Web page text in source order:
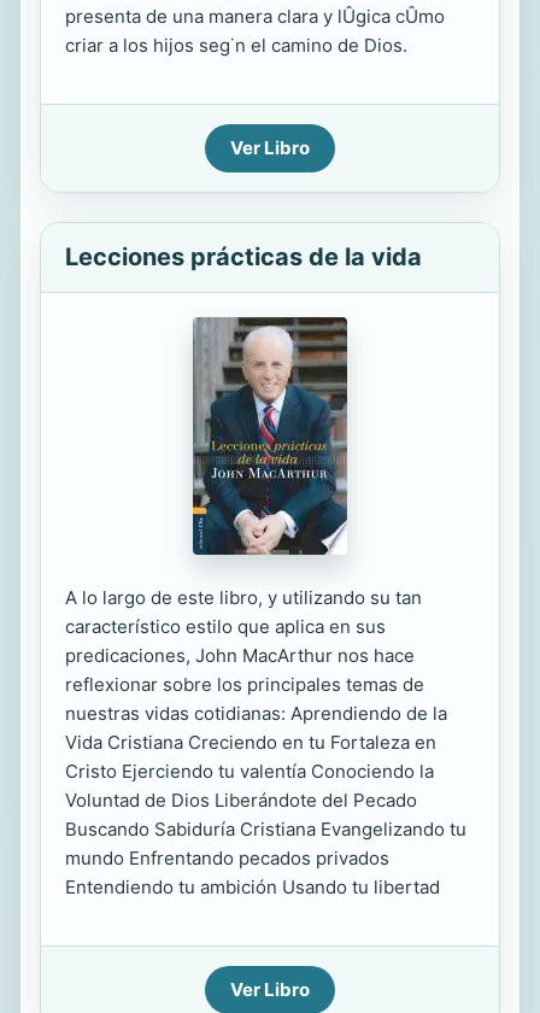
presenta de una manera clara y lÛgica cÛmo
criar a los hijos seg˙n el camino de Dios.
Ver Libro
Lecciones prácticas de la vida
A lo largo de este libro, y utilizando su tan
característico estilo que aplica en sus
predicaciones, John MacArthur nos hace
reflexionar sobre los principales temas de
nuestras vidas cotidianas: Aprendiendo de la
Vida Cristiana Creciendo en tu Fortaleza en
Cristo Ejerciendo tu valentía Conociendo la
Voluntad de Dios Liberándote del Pecado
Buscando Sabiduría Cristiana Evangelizando tu
mundo Enfrentando pecados privados
Entendiendo tu ambición Usando tu libertad
Ver Libro